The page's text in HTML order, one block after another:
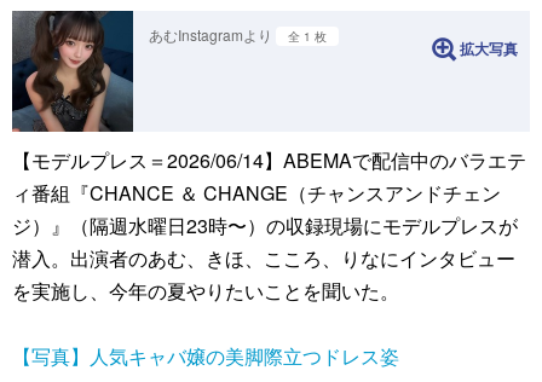
あむInstagramより 全 1 枚
拡大写真
【モデルプレス＝2026/06/14】ABEMAで配信中のバラエテ
ィ番組『CHANCE ＆ CHANGE（チャンスアンドチェン
ジ）』（隔週水曜日23時〜）の収録現場にモデルプレスが
潜入。出演者のあむ、きほ、こころ、りなにインタビュー
を実施し、今年の夏やりたいことを聞いた。
【写真】人気キャバ嬢の美脚際立つドレス姿